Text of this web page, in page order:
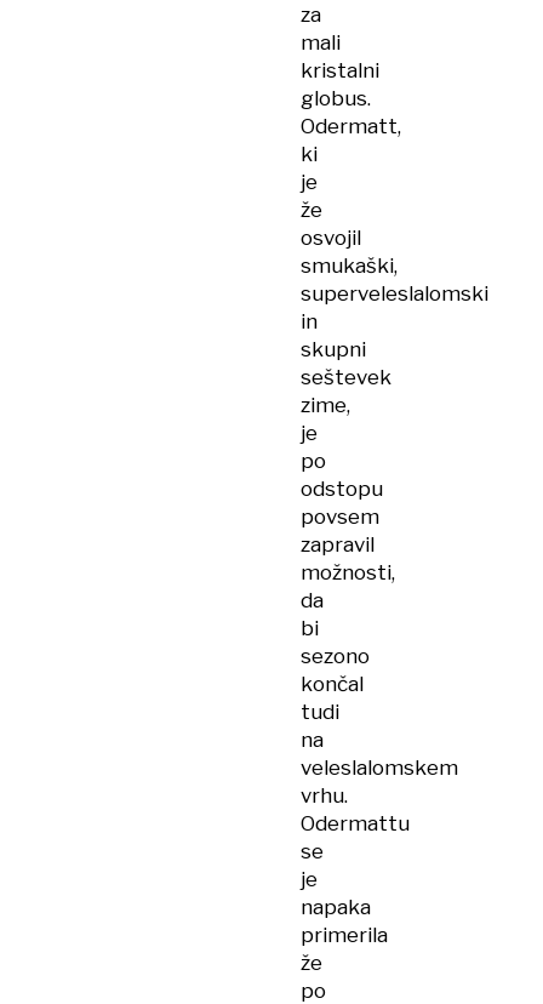
za
mali
kristalni
globus.
Odermatt,
ki
je
že
osvojil
smukaški,
superveleslalomski
in
skupni
seštevek
zime,
je
po
odstopu
povsem
zapravil
možnosti,
da
bi
sezono
končal
tudi
na
veleslalomskem
vrhu.
Odermattu
se
je
napaka
primerila
že
po